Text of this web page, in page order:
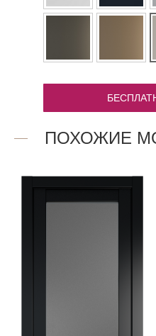
ПОХОЖИЕ